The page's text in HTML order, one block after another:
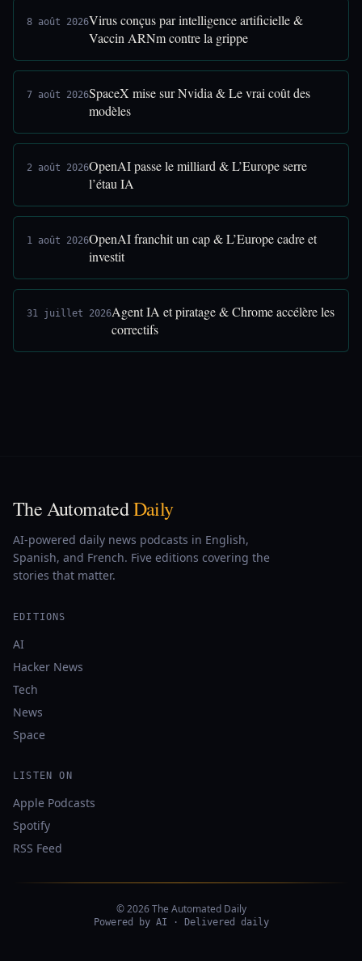
8 août 2026Virus conçus par intelligence artificielle &
Vaccin ARNm contre la grippe
7 août 2026SpaceX mise sur Nvidia & Le vrai coût des
modèles
2 août 2026OpenAI passe le milliard & L’Europe serre
l’étau IA
1 août 2026OpenAI franchit un cap & L’Europe cadre et
investit
31 juillet 2026Agent IA et piratage & Chrome accélère les
correctifs
The AutomatedDaily
AI-powered daily news podcasts in English,
Spanish, and French. Five editions covering the
stories that matter.
EDITIONS
AI
Hacker News
Tech
News
Space
LISTEN ON
Apple Podcasts
Spotify
RSS Feed
© 2026 The Automated Daily
Powered by AI · Delivered daily